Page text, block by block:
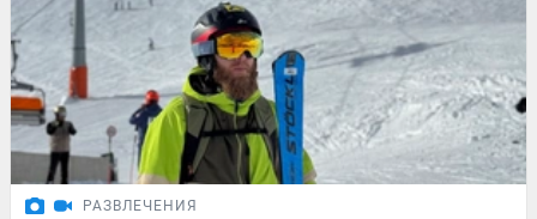
РАЗВЛЕЧЕНИЯ